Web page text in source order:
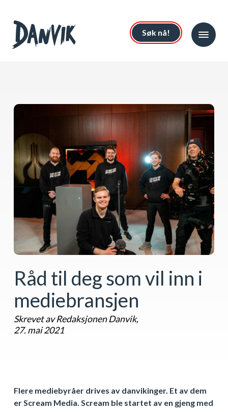
Søk nå!
Råd til deg som vil inn i
mediebransjen
Skrevet av Redaksjonen Danvik,
27. mai 2021
Flere mediebyråer drives av danvikinger. Et av dem
er Scream Media. Scream ble startet av en gjeng med